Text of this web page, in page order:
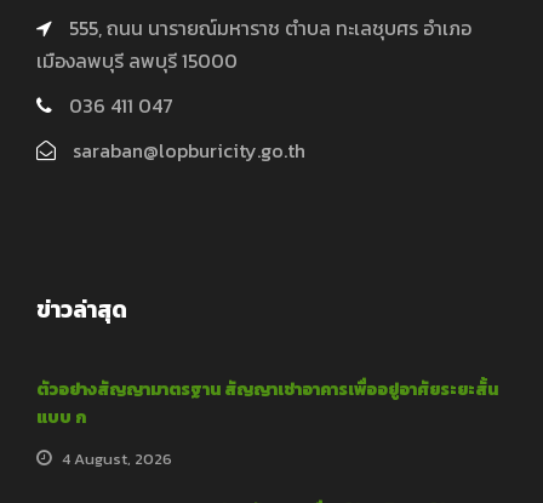
555, ถนน นารายณ์มหาราช ตำบล ทะเลชุบศร อำเภอ
เมืองลพบุรี ลพบุรี 15000
036 411 047
saraban@lopburicity.go.th
ข่าวล่าสุด
ตัวอย่างสัญญามาตรฐาน สัญญาเช่าอาคารเพื่ออยู่อาศัยระยะสั้น
แบบ ก
4 August, 2026